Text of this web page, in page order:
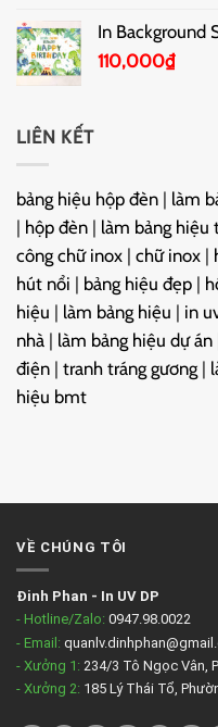
In Background
110,000₫
LIÊN KẾT
bảng hiệu hộp đèn | làm
| hộp đèn | làm bảng hiệu
công chữ inox | chữ inox |
hút nổi | bảng hiệu đẹp |
hiệu | làm bảng hiệu | in
nhà | làm bảng hiệu dự án
điện | tranh tráng gương |
hiệu bmt
VỀ CHÚNG TÔI
Đinh Phan - In UV DP
- Hotline/Zalo: 0947.98.0022
- Email:
- Xưởng 1: 234/3 Tô Ngọc Vân,
- Xưởng 2: 185 Lý Thái Tổ,